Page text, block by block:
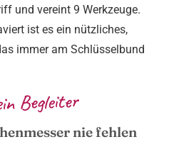
und vereint 9 Werkzeuge.
ist es ein nützliches,
immer am Schlüsselbund
Begleiter
nie fehlen